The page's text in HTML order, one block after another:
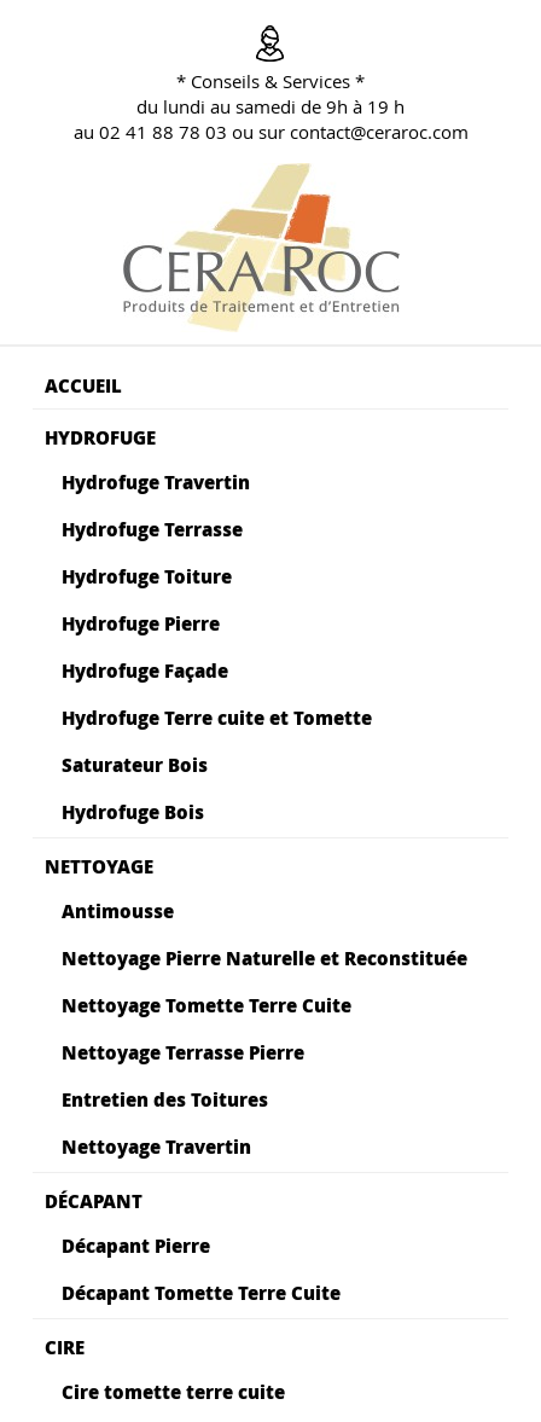
* Conseils & Services *
du lundi au samedi de 9h à 19 h
au 02 41 88 78 03 ou sur contact@ceraroc.com
ACCUEIL
HYDROFUGE
Hydrofuge Travertin
Hydrofuge Terrasse
Hydrofuge Toiture
Hydrofuge Pierre
Hydrofuge Façade
Hydrofuge Terre cuite et Tomette
Saturateur Bois
Hydrofuge Bois
NETTOYAGE
Antimousse
Nettoyage Pierre Naturelle et Reconstituée
Nettoyage Tomette Terre Cuite
Nettoyage Terrasse Pierre
Entretien des Toitures
Nettoyage Travertin
DÉCAPANT
Décapant Pierre
Décapant Tomette Terre Cuite
CIRE
Cire tomette terre cuite